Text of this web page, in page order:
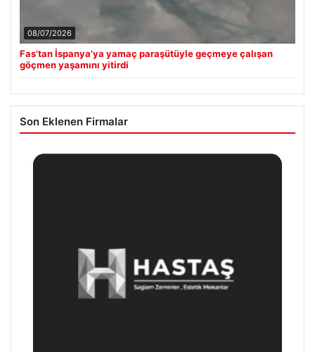
08/07/2026
Fas’tan İspanya’ya yamaç paraşütüyle geçmeye çalışan
göçmen yaşamını yitirdi
Son Eklenen Firmalar